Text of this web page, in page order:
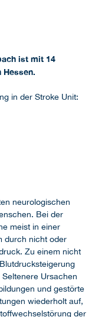
ist mit 14
Hessen.
in der Stroke Unit:
neurologischen
Bei der
meist in einer
durch nicht oder
Zu einem nicht
Ursachen
und gestörte
wiederholt auf,
der